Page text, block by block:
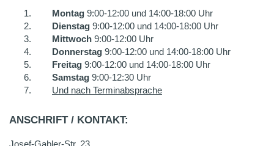
Montag 9:00-12:00 und 14:00-18:00 Uhr
Dienstag 9:00-12:00 und 14:00-18:00 Uhr
Mittwoch 9:00-12:00 Uhr
Donnerstag 9:00-12:00 und 14:00-18:00 Uhr
Freitag 9:00-12:00 und 14:00-18:00 Uhr
Samstag 9:00-12:30 Uhr
Und nach Terminabsprache
ANSCHRIFT / KONTAKT:
Josef-Gabler-Str. 23